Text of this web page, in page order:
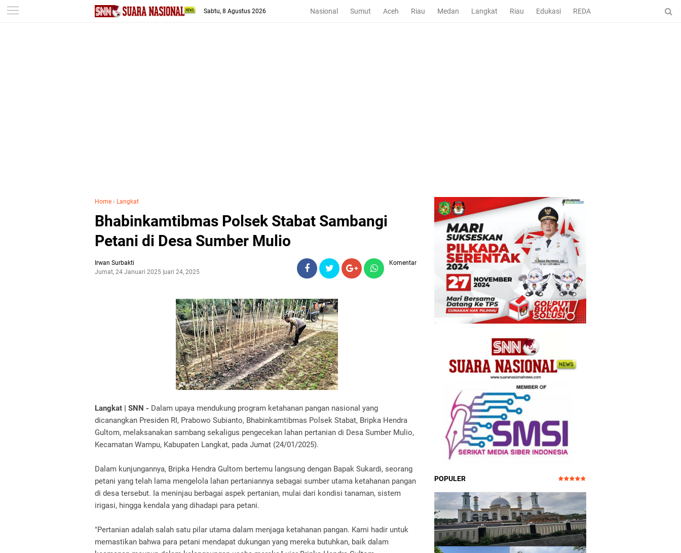
-->
Sabtu, 8 Agustus 2026 Nasional Sumut Aceh Riau Medan Langkat Riau Edukasi REDAKSI
Home › Langkat
Bhabinkamtibmas Polsek Stabat Sambangi
Petani di Desa Sumber Mulio
Irwan Surbakti
Jumat, 24 Januari 2025Januari 24, 2025
Komentar
Langkat | SNN - Dalam upaya mendukung program ketahanan pangan nasional yang
dicanangkan Presiden RI, Prabowo Subianto, Bhabinkamtibmas Polsek Stabat, Bripka Hendra
Gultom, melaksanakan sambang sekaligus pengecekan lahan pertanian di Desa Sumber Mulio,
Kecamatan Wampu, Kabupaten Langkat, pada Jumat (24/01/2025).
Dalam kunjungannya, Bripka Hendra Gultom bertemu langsung dengan Bapak Sukardi, seorang
petani yang telah lama mengelola lahan pertaniannya sebagai sumber utama ketahanan pangan
di desa tersebut. Ia meninjau berbagai aspek pertanian, mulai dari kondisi tanaman, sistem
irigasi, hingga kendala yang dihadapi para petani.
"Pertanian adalah salah satu pilar utama dalam menjaga ketahanan pangan. Kami hadir untuk
memastikan bahwa para petani mendapat dukungan yang mereka butuhkan, baik dalam
POPULER